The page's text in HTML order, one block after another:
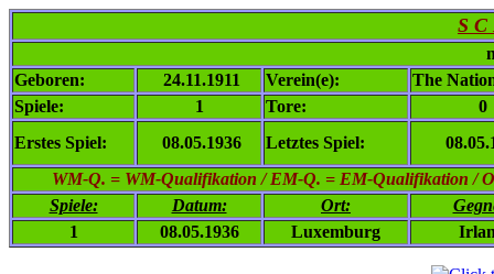
S
Geboren:
24.11.1911 Verein(e):
The
Spiele:
1 Tore:
0
Erstes Spiel:
08.05.1936 Letztes Spiel:
WM-Q. = WM-Qualifikation / EM-Q. = EM-Qualifikation /
Spiele:
Datum: Ort:
1
08.05.1936 Luxemburg